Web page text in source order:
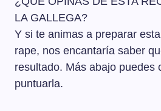
LA GALLEGA?
Y si te animas a preparar
rape, nos encantaría saber
resultado. Más abajo puedes
puntuarla.